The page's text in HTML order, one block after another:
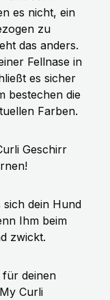
(70%),
Technologische Zusatzstoffe: keine
es nicht, ein
zu
das anders.
Fellnase in
es sicher
bestechen die
Farben.
Geschirr
sich dein Hund
Ihm beim
zwickt.
für deinen
Curli